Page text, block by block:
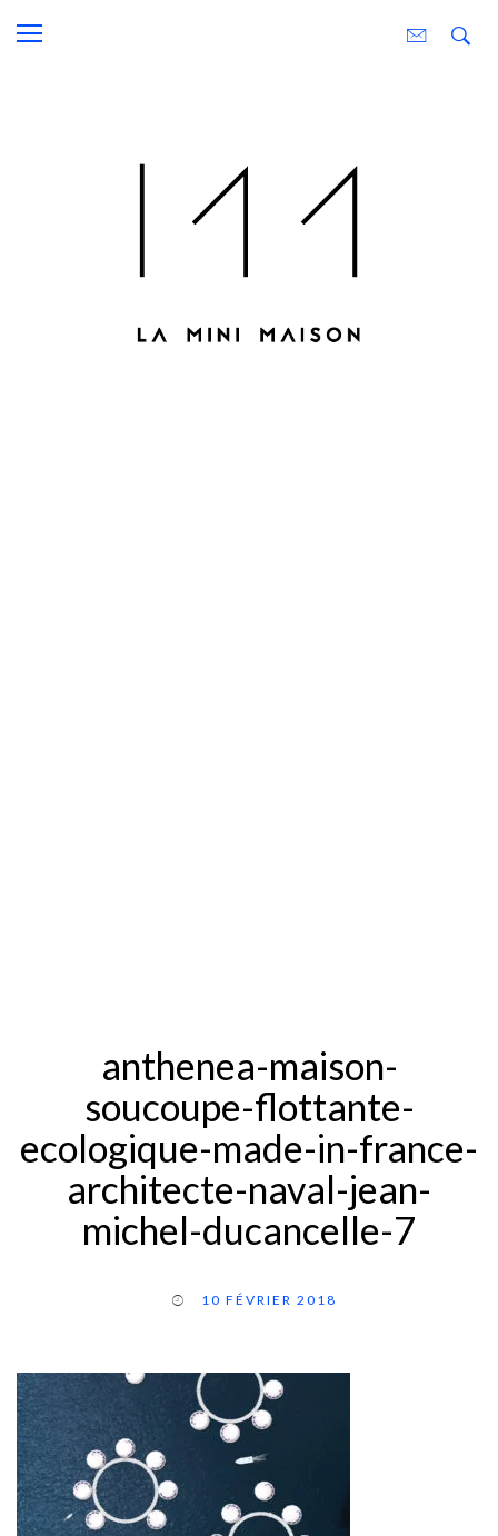
anthenea-maison-
soucoupe-flottante-
ecologique-made-in-france-
architecte-naval-jean-
michel-ducancelle-7
10 FÉVRIER 2018